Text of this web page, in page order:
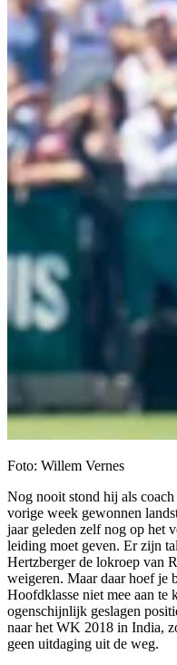
Foto: Willem Vernes
Nog nooit stond hij als
vorige week gewonnen
jaar geleden zelf nog op het
leiding moet geven. Er zijn
Hertzberger de lokroep van
weigeren. Maar daar hoef je
Hoofdklasse niet mee aan te
ogenschijnlijk geslagen
naar het WK 2018 in India,
geen uitdaging uit de weg.